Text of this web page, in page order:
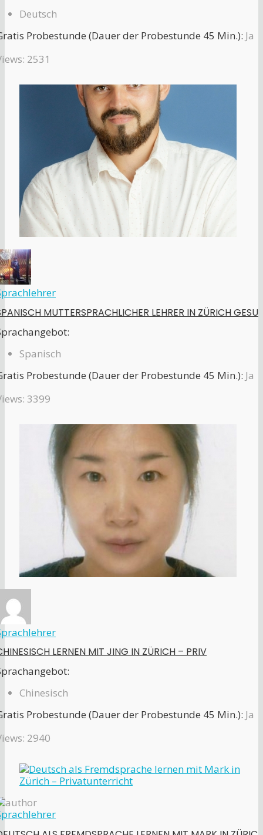
Deutsch
Probestunde (Dauer der Probestunde 45 Min.): Ja
2531
MUTTERSPRACHLICHER LEHRER IN ZÜRICH GESU
Spanisch
Probestunde (Dauer der Probestunde 45 Min.): Ja
3399
LERNEN MIT JING IN ZÜRICH – PRIV
Chinesisch
Probestunde (Dauer der Probestunde 45 Min.): Ja
2940